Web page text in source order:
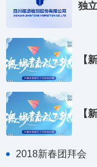
独
【
【
2018新春团拜会